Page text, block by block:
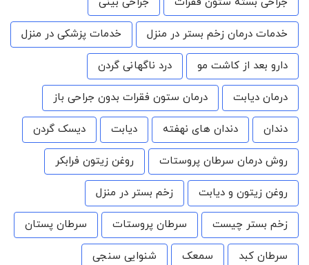
خدمات درمان زخم بستر در منزل خدمات پزشکی در منزل
دارو بعد از کاشت مو درد ناگهانی گردن
درمان دیابت درمان ستون فقرات بدون جراحی باز
دندان دندان های نهفته دیابت دیسک گردن
روش درمان سرطان پروستات روغن زیتون فرابکر
روغن زیتون و دیابت زخم بستر در منزل
زخم بستر چیست سرطان پروستات سرطان پستان
سرطان کبد سمعک شنوایی سنجی